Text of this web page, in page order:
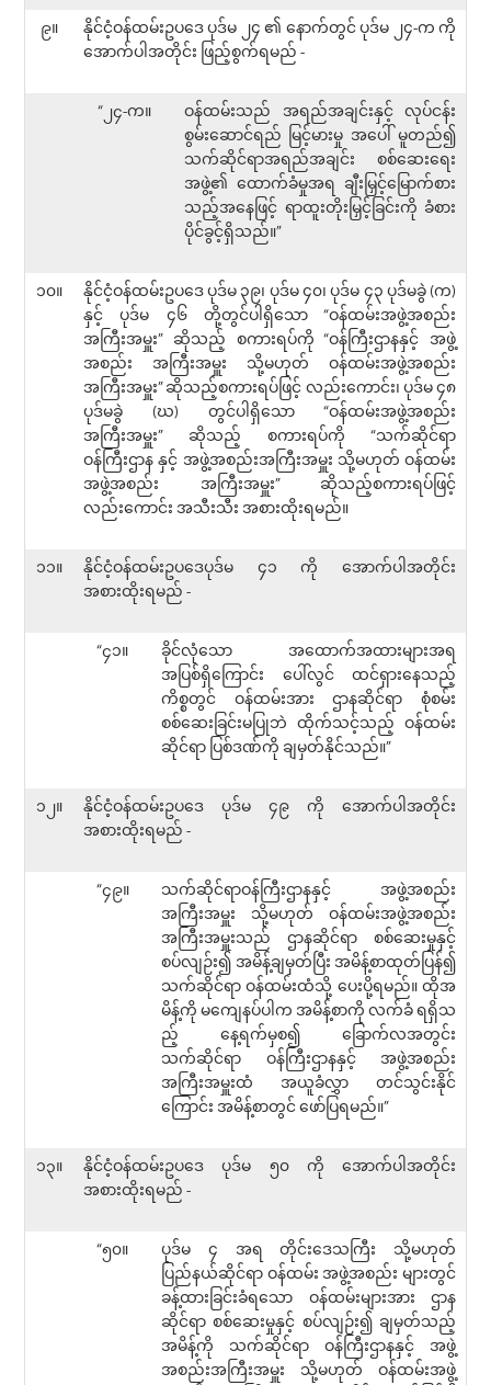
၉။
နိုင်ငံ့ဝန်ထမ်းဥပဒေ ပုဒ်မ ၂၄ ၏ နောက်တွင် ပုဒ်မ ၂၄-က ကို
အောက်ပါအတိုင်း ဖြည့်စွက်ရမည် -
“၂၄-က။
ဝန်ထမ်းသည် အရည်အချင်းနှင့် လုပ်ငန်း
စွမ်းဆောင်ရည် မြင့်မားမှု အပေါ် မူတည်၍
သက်ဆိုင်ရာအရည်အချင်း စစ်ဆေးရေး
အဖွဲ့၏ ထောက်ခံမှုအရ ချီးမြှင့်မြောက်စား
သည့်အနေဖြင့် ရာထူးတိုးမြှင့်ခြင်းကို ခံစား
ပိုင်ခွင့်ရှိသည်။”
၁၀။
နိုင်ငံ့ဝန်ထမ်းဥပဒေ ပုဒ်မ ၃၉၊ ပုဒ်မ ၄၀၊ ပုဒ်မ ၄၃ ပုဒ်မခွဲ (က)
နှင့် ပုဒ်မ ၄၆ တို့တွင်ပါရှိသော “ဝန်ထမ်းအဖွဲ့အစည်း
အကြီးအမှူး” ဆိုသည့် စကားရပ်ကို “ဝန်ကြီးဌာနနှင့် အဖွဲ့
အစည်း အကြီးအမှူး သို့မဟုတ် ဝန်ထမ်းအဖွဲ့အစည်း
အကြီးအမှူး” ဆိုသည့်စကားရပ်ဖြင့် လည်းကောင်း၊ ပုဒ်မ ၄၈
ပုဒ်မခွဲ (ဃ) တွင်ပါရှိသော “ဝန်ထမ်းအဖွဲ့အစည်း
အကြီးအမှူး” ဆိုသည့် စကားရပ်ကို “သက်ဆိုင်ရာ
ဝန်ကြီးဌာန နှင့် အဖွဲ့အစည်းအကြီးအမှူး သို့မဟုတ် ဝန်ထမ်း
အဖွဲ့အစည်း အကြီးအမှူး” ဆိုသည့်စကားရပ်ဖြင့်
လည်းကောင်း အသီးသီး အစားထိုးရမည်။
၁၁။
နိုင်ငံ့ဝန်ထမ်းဥပဒေပုဒ်မ ၄၁ ကို အောက်ပါအတိုင်း
အစားထိုးရမည် -
“၄၁။
ခိုင်လုံသော အထောက်အထားများအရ
အပြစ်ရှိကြောင်း ပေါ်လွင် ထင်ရှားနေသည့်
ကိစ္စတွင် ဝန်ထမ်းအား ဌာနဆိုင်ရာ စုံစမ်း
စစ်ဆေးခြင်းမပြုဘဲ ထိုက်သင့်သည့် ဝန်ထမ်း
ဆိုင်ရာ ပြစ်ဒဏ်ကို ချမှတ်နိုင်သည်။”
၁၂။
နိုင်ငံ့ဝန်ထမ်းဥပဒေ ပုဒ်မ ၄၉ ကို အောက်ပါအတိုင်း
အစားထိုးရမည် -
“၄၉။
သက်ဆိုင်ရာဝန်ကြီးဌာနနှင့် အဖွဲ့အစည်း
အကြီးအမှူး သို့မဟုတ် ဝန်ထမ်းအဖွဲ့အစည်း
အကြီးအမှူးသည် ဌာနဆိုင်ရာ စစ်ဆေးမှုနှင့်
စပ်လျဉ်း၍ အမိန့်ချမှတ်ပြီး အမိန့်စာထုတ်ပြန်၍
သက်ဆိုင်ရာ ဝန်ထမ်းထံသို့ ပေးပို့ရမည်။ ထိုအ
မိန့်ကို မကျေနပ်ပါက အမိန့်စာကို လက်ခံ ရရှိသ
ည့် နေ့ရက်မှစ၍ ခြောက်လအတွင်း
သက်ဆိုင်ရာ ဝန်ကြီးဌာနနှင့် အဖွဲ့အစည်း
အကြီးအမှူးထံ အယူခံလွှာ တင်သွင်းနိုင်
ကြောင်း အမိန့်စာတွင် ဖော်ပြရမည်။”
၁၃။
နိုင်ငံ့ဝန်ထမ်းဥပဒေ ပုဒ်မ ၅၀ ကို အောက်ပါအတိုင်း
အစားထိုးရမည် -
“၅၀။
ပုဒ်မ ၄ အရ တိုင်းဒေသကြီး သို့မဟုတ်
ပြည်နယ်ဆိုင်ရာ ဝန်ထမ်း အဖွဲ့အစည်း များတွင်
ခန့်ထားခြင်းခံရသော ဝန်ထမ်းများအား ဌာန
ဆိုင်ရာ စစ်ဆေးမှုနှင့် စပ်လျဉ်း၍ ချမှတ်သည့်
အမိန့်ကို သက်ဆိုင်ရာ ဝန်ကြီးဌာနနှင့် အဖွဲ့
အစည်းအကြီးအမှူး သို့မဟုတ် ဝန်ထမ်းအဖွဲ့